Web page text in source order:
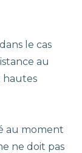
le cas
au
hautes
au moment
ne doit pas